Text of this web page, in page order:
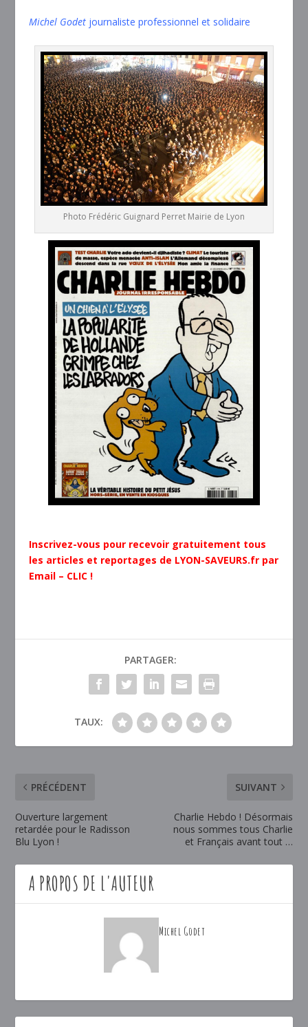
Michel Godet journaliste professionnel et solidaire
Photo Frédéric Guignard Perret Mairie de Lyon
Inscrivez-vous pour recevoir gratuitement tous
les articles et reportages de LYON-SAVEURS.fr par
Email – CLIC !
PARTAGER:
TAUX:
PRÉCÉDENT
Ouverture largement
retardée pour le Radisson
Blu Lyon !
SUIVANT
Charlie Hebdo ! Désormais
nous sommes tous Charlie
et Français avant tout …
A PROPOS DE L'AUTEUR
Michel Godet